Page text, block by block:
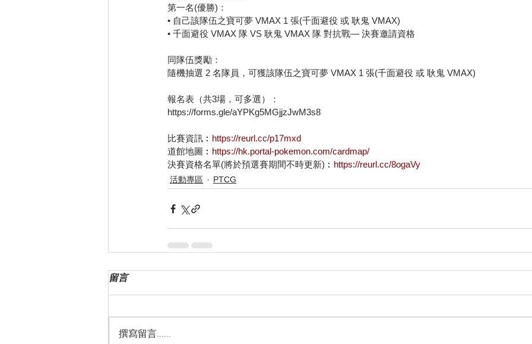
第一名(優勝)：
• 自己該隊伍之寶可夢 VMAX 1 張(千面避役 或 耿鬼 VMAX)
• 千面避役 VMAX 隊 VS 耿鬼 VMAX 隊 對抗戰— 決賽邀請資格
同隊伍獎勵：
隨機抽選 2 名隊員，可獲該隊伍之寶可夢 VMAX 1 張(千面避役 或 耿鬼 VMAX)
報名表（共3場，可多選）：
https://forms.gle/aYPKg5MGjjzJwM3s8
比賽資訊︰ https://reurl.cc/p17mxd
道館地圖︰ https://hk.portal-pokemon.com/cardmap/
決賽資格名單(將於預選賽期間不時更新)︰ https://reurl.cc/8ogaVy
活動專區 PTCG
留言
撰寫留言......